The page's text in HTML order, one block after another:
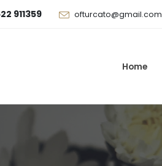
911359 ofturcato@gmail.com
Home